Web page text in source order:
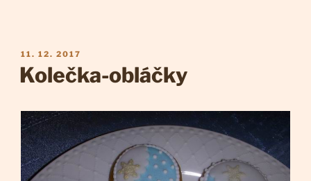
PUBLIKOVÁNO
11. 12. 2017
Kolečka-obláčky